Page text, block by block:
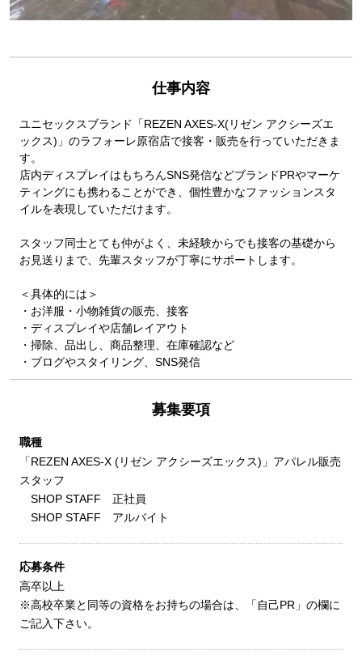
仕事内容
ユニセックスブランド「REZEN AXES-X(リゼン アクシーズエ
ックス)」のラフォーレ原宿店で接客・販売を行っていただきま
す。
店内ディスプレイはもちろんSNS発信などブランドPRやマーケ
ティングにも携わることができ、個性豊かなファッションスタ
イルを表現していただけます。
スタッフ同士とても仲がよく、未経験からでも接客の基礎から
お見送りまで、先輩スタッフが丁寧にサポートします。
＜具体的には＞
・お洋服・小物雑貨の販売、接客
・ディスプレイや店舗レイアウト
・掃除、品出し、商品整理、在庫確認など
・ブログやスタイリング、SNS発信
募集要項
職種
「REZEN AXES-X (リゼン アクシーズエックス)」アパレル販売
スタッフ
SHOP STAFF 正社員
SHOP STAFF アルバイト
応募条件
高卒以上
※高校卒業と同等の資格をお持ちの場合は、「自己PR」の欄に
ご記入下さい。